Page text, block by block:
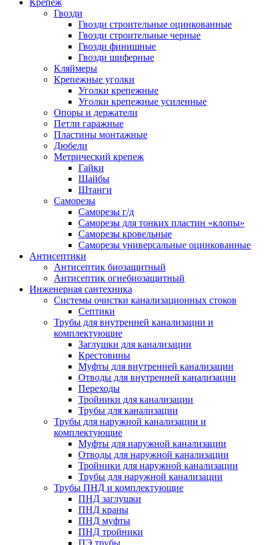
Гвозди
Гвозди строительные оцинкованные
Гвозди строительные черные
Гвозди финишные
Гвозди шиферные
Кляймеры
Крепежные уголки
Уголки крепежные
Уголки крепежные усиленные
Опоры и держатели
Петли гаражные
Пластины монтажные
Дюбели
Метрический крепеж
Гайки
Шайбы
Штанги
Саморезы
Саморезы г/д
Саморезы для тонких пластин «клопы»
Саморезы кровельные
Саморезы универсальные оцинкованные
Антисептики
Антисептик биозащитный
Антисептик огнебиозащитный
Инженерная сантехника
Системы очистки канализационных стоков
Септики
Трубы для внутренней канализации и
комплектующие
Заглушки для канализации
Крестовины
Муфты для внутренней канализации
Отводы для внутренней канализации
Переходы
Тройники для канализации
Трубы для канализации
Трубы для наружной канализации и
комплектующие
Муфты для наружной канализации
Отводы для наружной канализации
Тройники для наружной канализации
Трубы для наружной канализации
Трубы ПНД и комплектующие
ПНД заглушки
ПНД краны
ПНД муфты
ПНД тройники
ПЭ трубы